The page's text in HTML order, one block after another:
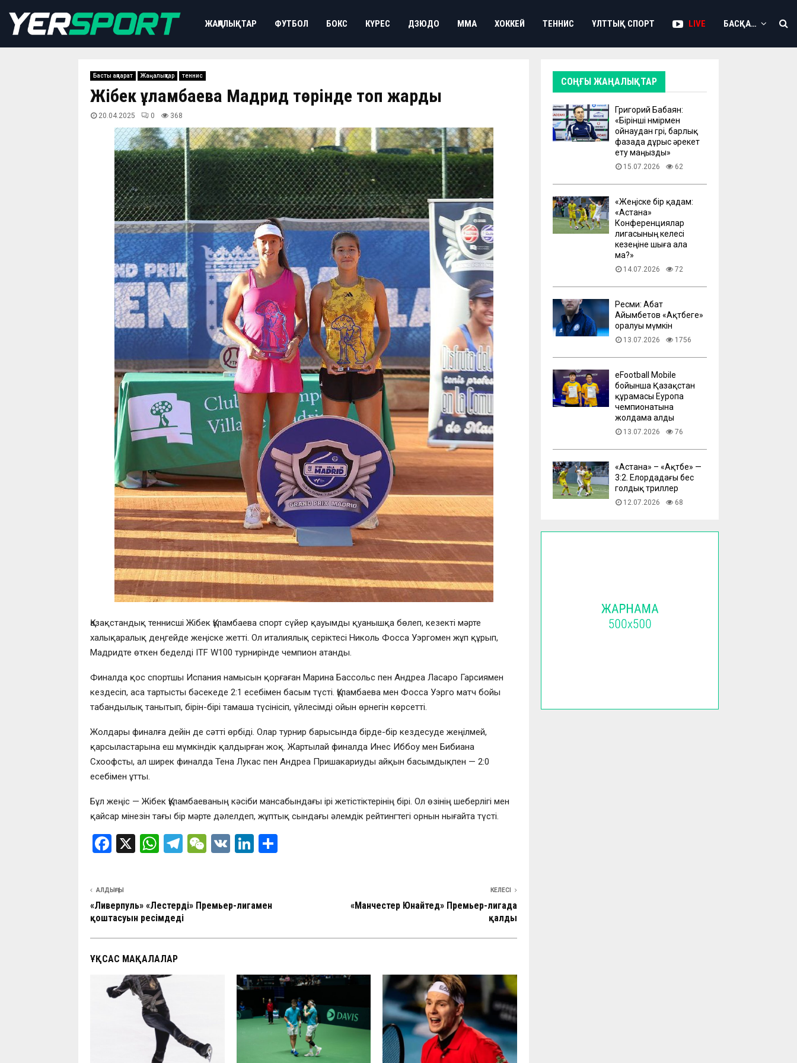
ЖАҢАЛЫҚТАР ФУТБОЛ БОКС КҮРЕС ДЗЮДО ММА ХОККЕЙ ТЕННИС ҰЛТТЫҚ СПОРТ LIVE БАСҚА…
Басты ақпарат Жаңалықтар теннис
Жібек Құламбаева Мадрид төрінде топ жарды
20.04.2025 0 368
Қазақстандық теннисші Жібек Құламбаева спорт сүйер қауымды қуанышқа бөлеп, кезекті мәрте
халықаралық деңгейде жеңіске жетті. Ол италиялық серіктесі Николь Фосса Уэргомен жұп құрып,
Мадридте өткен беделді ITF W100 турнирінде чемпион атанды.
Финалда қос спортшы Испания намысын қорғаған Марина Бассольс пен Андреа Ласаро Гарсиямен
кездесіп, аса тартысты бәсекеде 2:1 есебімен басым түсті. Құламбаева мен Фосса Уэрго матч бойы
табандылық танытып, бірін-бірі тамаша түсінісіп, үйлесімді ойын өрнегін көрсетті.
Жолдары финалға дейін де сәтті өрбіді. Олар турнир барысында бірде-бір кездесуде жеңілмей,
қарсыластарына еш мүмкіндік қалдырған жоқ. Жартылай финалда Инес Иббоу мен Бибиана
Схоофсты, ал ширек финалда Тена Лукас пен Андреа Пришакариуды айқын басымдықпен — 2:0
есебімен ұтты.
Бұл жеңіс — Жібек Құламбаеваның кәсіби мансабындағы ірі жетістіктерінің бірі. Ол өзінің шеберлігі мен
қайсар мінезін тағы бір мәрте дәлелдеп, жұптық сындағы әлемдік рейтингтегі орнын нығайта түсті.
F
b
o
o
k
X
W
s
A
p
p
T
gr
a
m
W
h
V
Li
dI
в
ть
АЛДЫҢҒЫ
«Ливерпуль» «Лестердің» Премьер-лигамен
қоштасуын ресімдеді
КЕЛЕСІ
«Манчестер Юнайтед» Премьер-лигада
қалды
ҰҚСАС МАҚАЛАЛАР
СОҢҒЫ ЖАҢАЛЫҚТАР
Григорий Бабаян:
«Бірінші нөмірмен
ойнаудан гөрі, барлық
фазада дұрыс әрекет
ету маңызды»
15.07.2026 62
«Жеңіске бір қадам:
«Астана»
Конференциялар
лигасының келесі
кезеңіне шыға ала
ма?»
14.07.2026 72
Ресми: Абат
Айымбетов «Ақтөбеге»
оралуы мүмкін
13.07.2026 1756
eFootball Mobile
бойынша Қазақстан
құрамасы Еуропа
чемпионатына
жолдама алды
13.07.2026 76
​«Астана» – «Ақтөбе» —
3:2. Елордадағы бес
голдық триллер
12.07.2026 68